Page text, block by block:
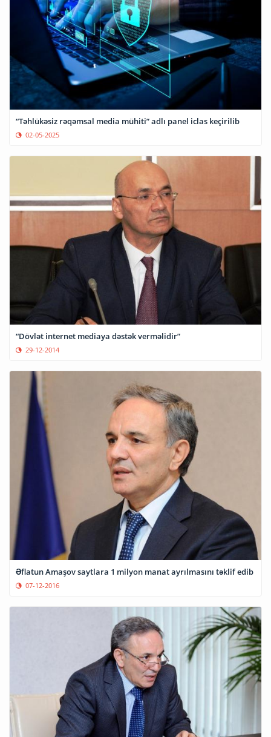
“Təhlükəsiz rəqəmsal media mühiti” adlı panel iclas keçirilib
02-05-2025
“Dövlət internet mediaya dəstək verməlidir”
29-12-2014
Əflatun Amaşov saytlara 1 milyon manat ayrılmasını təklif edib
07-12-2016